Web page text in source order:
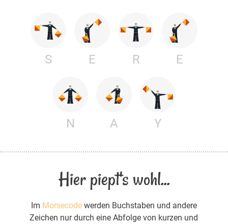
S E R E
N A Y
Hier piept's wohl...
Im Morsecodewerden Buchstaben und andere
Zeichen nur durch eine Abfolge von kurzen und